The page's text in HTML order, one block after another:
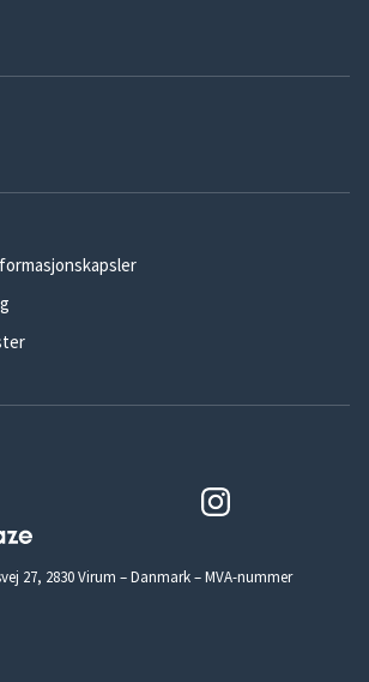
27, 2830 Virum – Danmark – MVA-nummer